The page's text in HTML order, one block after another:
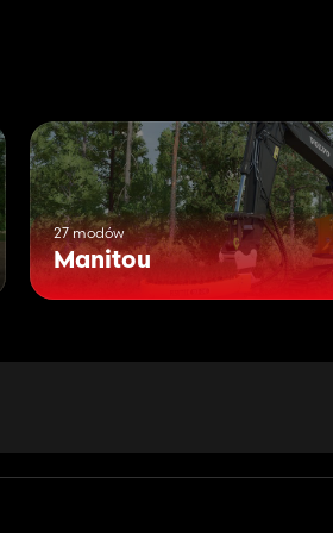
27 modów
Manitou